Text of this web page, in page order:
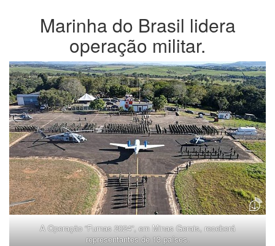
Marinha do Brasil lidera
operação militar.
A Operação “Furnas 2024”, em Minas Gerais, receberá
representantes de 13 países.